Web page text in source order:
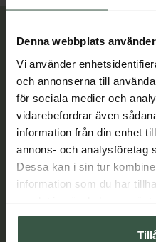
Denna webbplats
Vi använder
och annonserna till
för sociala medier och
vidarebefordrar även
information från din enhet
annons- och analysföretag
Dessa kan i sin tur
information som du har
Lär